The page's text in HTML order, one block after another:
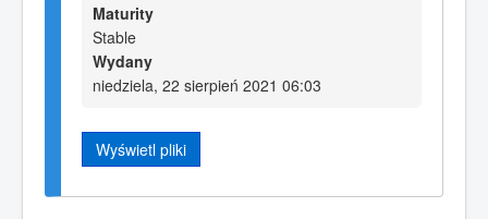
Maturity
Stable
Wydany
niedziela, 22 sierpień 2021 06:03
Wyświetl pliki